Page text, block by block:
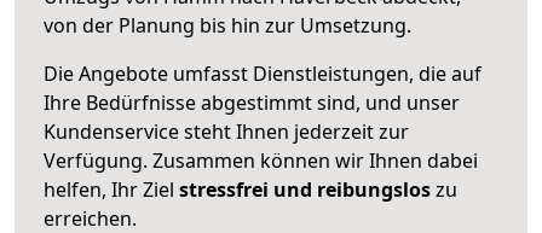
von der Planung bis hin zur Umsetzung.
Die Angebote umfasst Dienstleistungen, die auf
Ihre Bedürfnisse abgestimmt sind, und unser
Kundenservice steht Ihnen jederzeit zur
Verfügung. Zusammen können wir Ihnen dabei
helfen, Ihr Ziel stressfrei und reibungsloszu
erreichen.